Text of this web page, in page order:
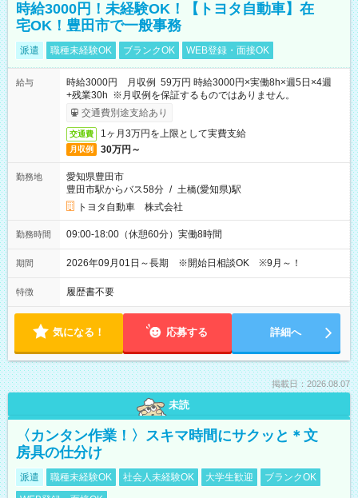
時給3000円！未経験OK！【トヨタ自動車】在
宅OK！豊田市で一般事務
派遣 職種未経験OK ブランクOK WEB登録・面接OK
給与
時給3000円 月収例 59万円 時給3000円×実働8h×週5日×4週
+残業30h ※月収例を保証するものではありません。
交通費別途支給あり
交通費 1ヶ月3万円を上限として実費支給
月収例 30万円～
勤務地
愛知県豊田市
豊田市駅からバス58分 / 土橋(愛知県)駅
トヨタ自動車 株式会社
勤務時間 09:00-18:00（休憩60分）実働8時間
期間 2026年09月01日～長期 ※開始日相談OK ※9月～！
特徴 履歴書不要
気になる！ 応募する 詳細へ
掲載日：2026.08.07
未読
〈カンタン作業！〉スキマ時間にサクッと＊文
房具の仕分け
派遣 職種未経験OK 社会人未経験OK 大学生歓迎
ブランクOK